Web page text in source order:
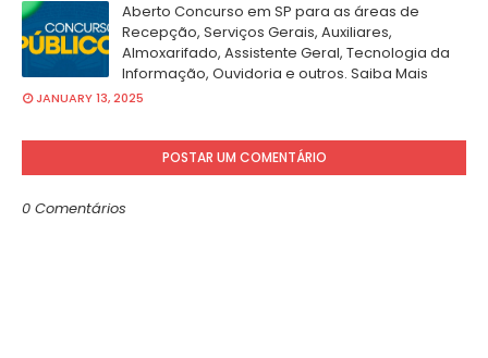
Aberto Concurso em SP para as áreas de
Recepção, Serviços Gerais, Auxiliares,
Almoxarifado, Assistente Geral, Tecnologia da
Informação, Ouvidoria e outros. Saiba Mais
JANUARY 13, 2025
POSTAR UM COMENTÁRIO
0 Comentários